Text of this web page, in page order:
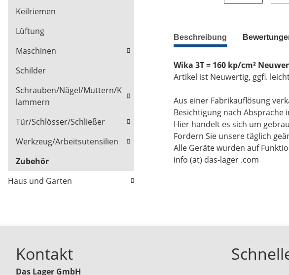
Beschreibung
Wika 3T = 160 kp/cm²
Artikel ist Neuwertig, ggfl.
Aus einer Fabrikauflösung
Besichtigung nach
Hier handelt es sich um
Fordern Sie unsere täglich
Alle Geräte wurden auf
info (at) das-lager .com
Keilriemen
Lüftung
Maschinen
Schilder
Schrauben/Nägel/Muttern/K
lammern
Tür/Schlösser/Schließer
Werkzeug/Arbeitsutensilien
Zubehör
Haus und Garten
Kontakt
Das Lager GmbH